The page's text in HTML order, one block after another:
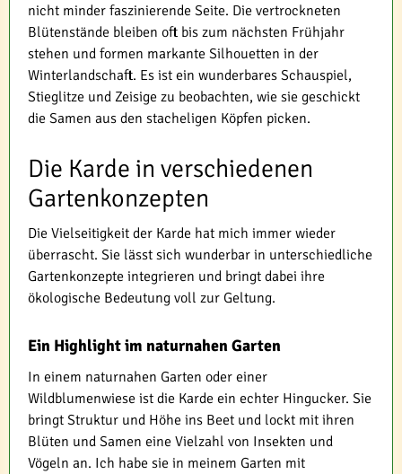
nicht minder faszinierende Seite. Die vertrockneten
Blütenstände bleiben oft bis zum nächsten Frühjahr
stehen und formen markante Silhouetten in der
Winterlandschaft. Es ist ein wunderbares Schauspiel,
Stieglitze und Zeisige zu beobachten, wie sie geschickt
die Samen aus den stacheligen Köpfen picken.
Die Karde in verschiedenen
Gartenkonzepten
Die Vielseitigkeit der Karde hat mich immer wieder
überrascht. Sie lässt sich wunderbar in unterschiedliche
Gartenkonzepte integrieren und bringt dabei ihre
ökologische Bedeutung voll zur Geltung.
Ein Highlight im naturnahen Garten
In einem naturnahen Garten oder einer
Wildblumenwiese ist die Karde ein echter Hingucker. Sie
bringt Struktur und Höhe ins Beet und lockt mit ihren
Blüten und Samen eine Vielzahl von Insekten und
Vögeln an. Ich habe sie in meinem Garten mit